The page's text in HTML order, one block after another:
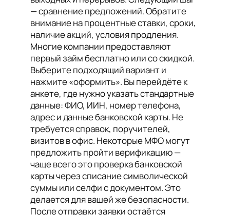
— сравнение предложений. Обратите
внимание на процентные ставки, сроки,
наличие акций, условия продления.
Многие компании предоставляют
первый займ бесплатно или со скидкой.
Выберите подходящий вариант и
нажмите «оформить». Вы перейдёте к
анкете, где нужно указать стандартные
данные: ФИО, ИИН, номер телефона,
адрес и данные банковской карты. Не
требуется справок, поручителей,
визитов в офис. Некоторые МФО могут
предложить пройти верификацию —
чаще всего это проверка банковской
карты через списание символической
суммы или селфи с документом. Это
делается для вашей же безопасности.
После отправки заявки остаётся